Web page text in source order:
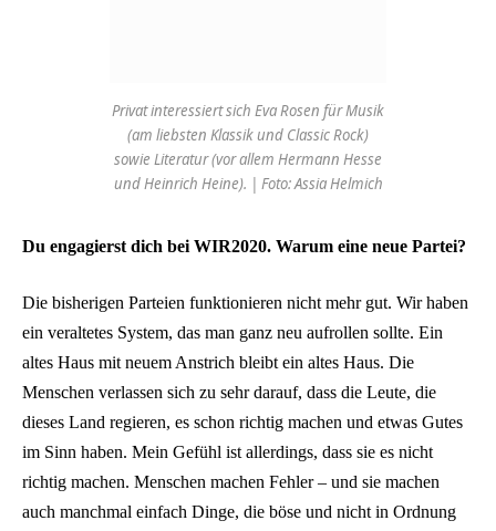
Privat interessiert sich Eva Rosen für Musik
(am liebsten Klassik und Classic Rock)
sowie Literatur (vor allem Hermann Hesse
und Heinrich Heine). | Foto: Assia Helmich
Du engagierst dich bei WIR2020. Warum eine neue Partei?
Die bisherigen Parteien funktionieren nicht mehr gut. Wir haben
ein veraltetes System, das man ganz neu aufrollen sollte. Ein
altes Haus mit neuem Anstrich bleibt ein altes Haus. Die
Menschen verlassen sich zu sehr darauf, dass die Leute, die
dieses Land regieren, es schon richtig machen und etwas Gutes
im Sinn haben. Mein Gefühl ist allerdings, dass sie es nicht
richtig machen. Menschen machen Fehler – und sie machen
auch manchmal einfach Dinge, die böse und nicht in Ordnung